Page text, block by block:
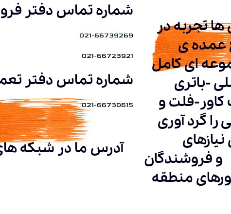
ها تجربه در
عمده ی
ای کامل
-باتری
فلت و
گرد آوری
و فروشندگان
منطقه
شماره تماس دفتر
021-66739269
021-66723921
شماره تماس دفتر
021-66730615
آدرس ما در شبکه